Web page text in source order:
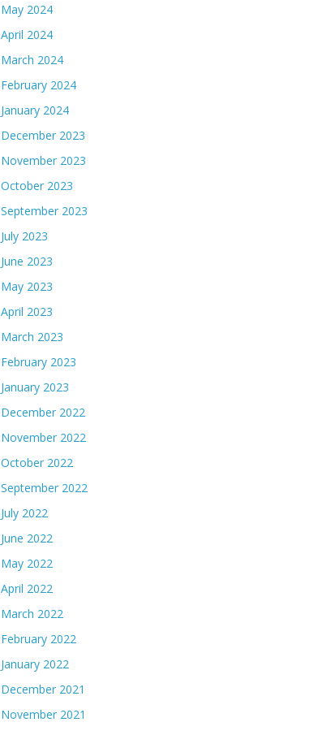
May 2024
April 2024
March 2024
February 2024
January 2024
December 2023
November 2023
October 2023
September 2023
July 2023
June 2023
May 2023
April 2023
March 2023
February 2023
January 2023
December 2022
November 2022
October 2022
September 2022
July 2022
June 2022
May 2022
April 2022
March 2022
February 2022
January 2022
December 2021
November 2021